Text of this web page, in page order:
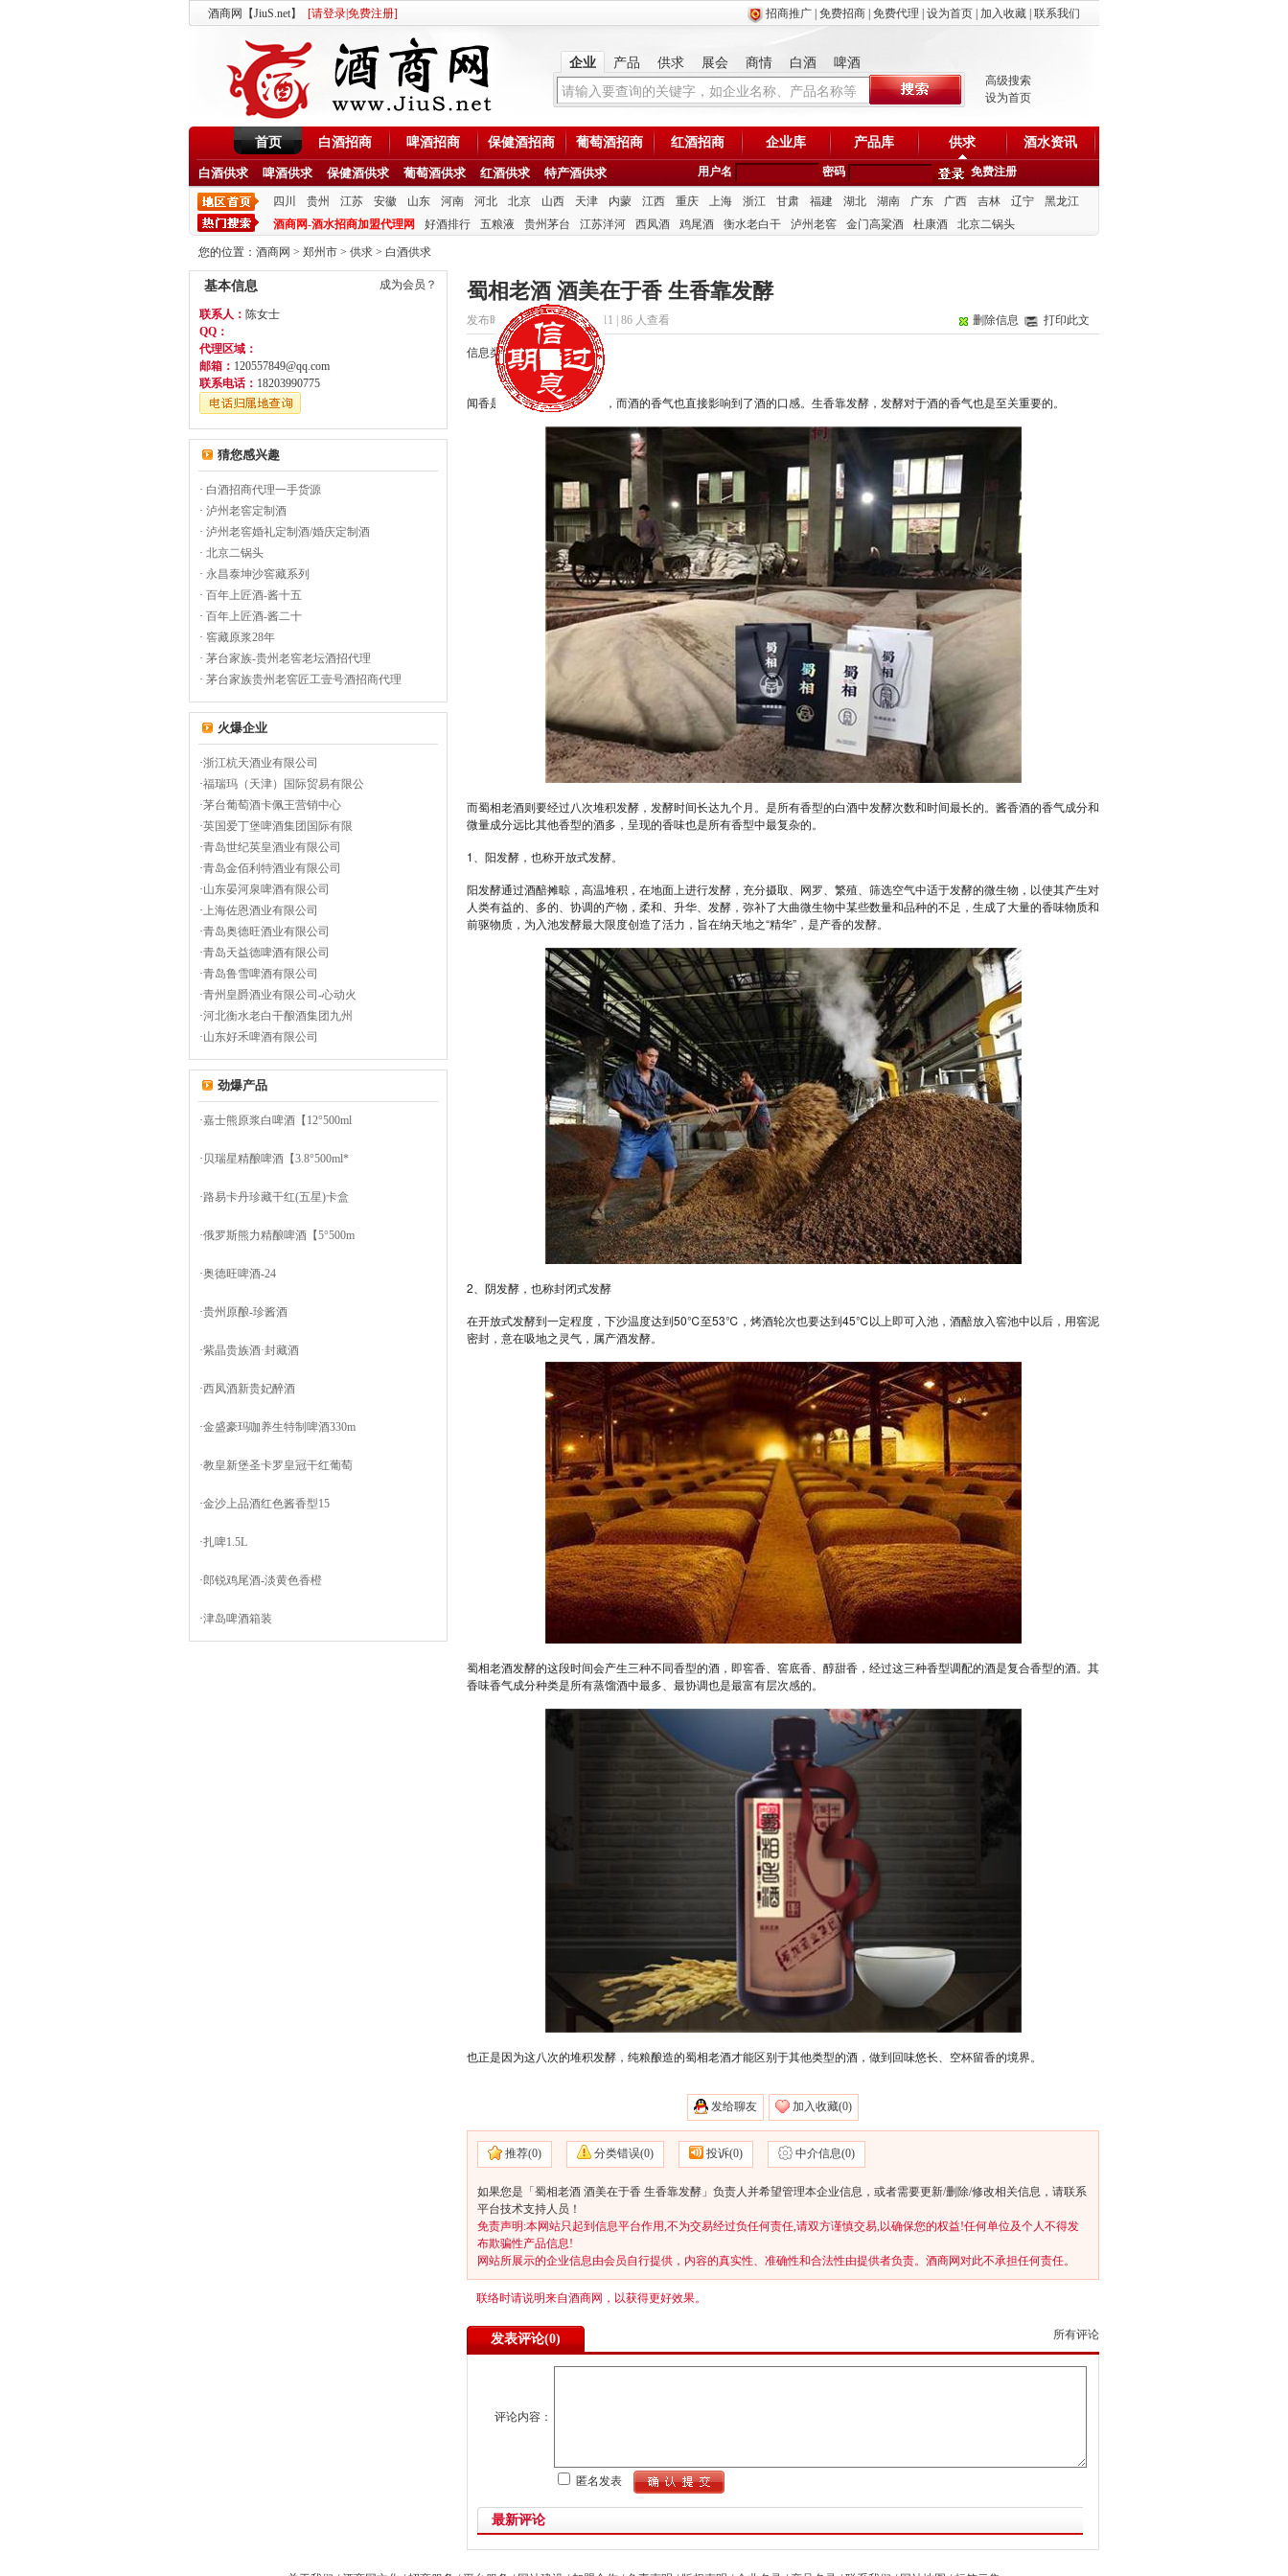
酒商网【JiuS.net】 [请登录免费注册] 招商推广 免费招商 免费代理 设为首页 加入收藏 联系我们
企业 产品 供求 展会 商情 白酒 啤酒
高级搜索
设为首页
首页 白酒招商 啤酒招商 保健酒招商 葡萄酒招商 红酒招商 企业库 产品库 供求 酒水资讯
白酒供求 啤酒供求 保健酒供求 葡萄酒供求 红酒供求 特产酒供求 用户名 密码 免费注册
四川 贵州 江苏 安徽 山东 河南 河北 北京 山西 天津 内蒙 江西 重庆 上海 浙江 甘肃 福建 湖北 湖南 广东 广西 吉林 辽宁
黑龙江
酒商网-酒水招商加盟代理网
好酒排行 五粮液 贵州茅台 江苏洋河 西凤酒 鸡尾酒 衡水老白干 泸州老窖 金门高粱酒 杜康酒 北京二锅头
您的位置： 酒商网 > 郑州市 > 供求 > 白酒供求
成为会员？
基本信息
联系人： 陈女士
QQ：
代理区域：
邮箱： 120557849@qq.com
联系电话： 18203990775
猜您感兴趣
· 白酒招商代理一手货源
· 泸州老窖定制酒
· 泸州老窖婚礼定制酒/婚庆定制酒
· 北京二锅头
· 永昌泰坤沙窖藏系列
· 百年上匠酒-酱十五
· 百年上匠酒-酱二十
· 窖藏原浆28年
· 茅台家族-贵州老窖老坛酒招代理
· 茅台家族贵州老窖匠工壹号酒招商代理
火爆企业
·浙江杭天酒业有限公司
·福瑞玛（天津）国际贸易有限公
·茅台葡萄酒卡佩王营销中心
·英国爱丁堡啤酒集团国际有限
·青岛世纪英皇酒业有限公司
·青岛金佰利特酒业有限公司
·山东晏河泉啤酒有限公司
·上海佐恩酒业有限公司
·青岛奥德旺酒业有限公司
·青岛天益德啤酒有限公司
·青岛鲁雪啤酒有限公司
·青州皇爵酒业有限公司-心动火
·河北衡水老白干酿酒集团九州
·山东好禾啤酒有限公司
劲爆产品
·嘉士熊原浆白啤酒【12°500ml
· 贝瑞星精酿啤酒【3.8°500ml*
·路易卡丹珍藏干红(五星)卡盒
·俄罗斯熊力精酿啤酒【5°500m
·奥德旺啤酒-24
·贵州原酿-珍酱酒
·紫晶贵族酒·封藏酒
·西凤酒新贵妃醉酒
·金盛豪玛咖养生特制啤酒330m
·教皇新堡圣卡罗皇冠干红葡萄
·金沙上品酒红色酱香型15
·扎啤1.5L
·郎锐鸡尾酒-淡黄色香橙
·津岛啤酒箱装
蜀相老酒 酒美在于香 生香靠发酵
删除信息 打印此文
发布时间：2020/7/15 17:40:11 | 86 人查看
信息类型：招商
闻香是品酒中一个重要步骤，而酒的香气也直接影响到了酒的口感。生香靠发酵，发酵对于酒的香气也是至关重要的。
而蜀相老酒则要经过八次堆积发酵，发酵时间长达九个月。是所有香型的白酒中发酵次数和时间最长的。酱香酒的香气成分和
微量成分远比其他香型的酒多，呈现的香味也是所有香型中最复杂的。
1、阳发酵，也称开放式发酵。
阳发酵通过酒醅摊晾，高温堆积，在地面上进行发酵，充分摄取、网罗、繁殖、筛选空气中适于发酵的微生物，以使其产生对
人类有益的、多的、协调的产物，柔和、升华、发酵，弥补了大曲微生物中某些数量和品种的不足，生成了大量的香味物质和
前驱物质，为入池发酵最大限度创造了活力，旨在纳天地之“精华”，是产香的发酵。
2、阴发酵，也称封闭式发酵
在开放式发酵到一定程度，下沙温度达到50℃至53℃，烤酒轮次也要达到45℃以上即可入池，酒醅放入窖池中以后，用窖泥
密封，意在吸地之灵气，属产酒发酵。
蜀相老酒发酵的这段时间会产生三种不同香型的酒，即窖香、窖底香、醇甜香，经过这三种香型调配的酒是复合香型的酒。其
香味香气成分种类是所有蒸馏酒中最多、最协调也是最富有层次感的。
也正是因为这八次的堆积发酵，纯粮酿造的蜀相老酒才能区别于其他类型的酒，做到回味悠长、空杯留香的境界。
发给聊友 加入收藏(0)
推荐(0) 分类错误(0) 投诉(0) 中介信息(0)
如果您是「蜀相老酒 酒美在于香 生香靠发酵」负责人并希望管理本企业信息，或者需要更新/删除/修改相关信息，请联系
平台技术支持人员！
免责声明:本网站只起到信息平台作用,不为交易经过负任何责任,请双方谨慎交易,以确保您的权益!任何单位及个人不得发
布欺骗性产品信息!
网站所展示的企业信息由会员自行提供，内容的真实性、准确性和合法性由提供者负责。酒商网对此不承担任何责任。
联络时请说明来自酒商网，以获得更好效果。
所有评论
发表评论(0)
评论内容：
匿名发表
最新评论